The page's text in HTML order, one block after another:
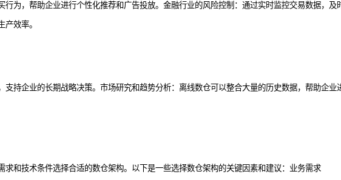
为，帮助企业进行个性化推荐和广告投放。金融行业的风险控制：通过实时监控交易数据，
效率。
持企业的长期战略决策。市场研究和趋势分析：离线数仓可以整合大量的历史数据，帮助企
和技术条件选择合适的数仓架构。以下是一些选择数仓架构的关键因素和建议：业务需求